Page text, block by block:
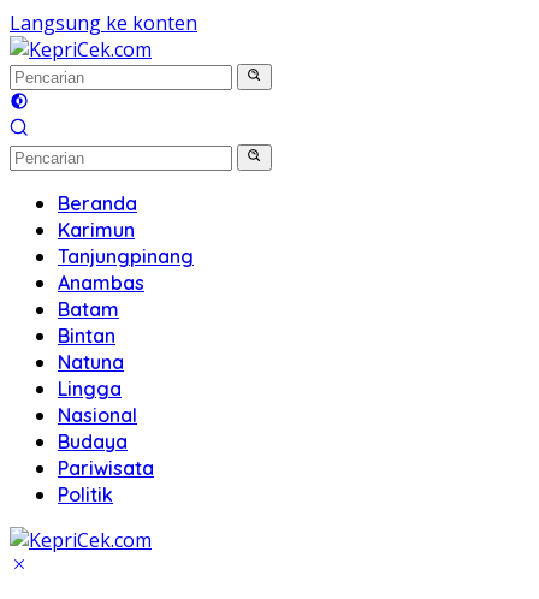
Langsung ke konten
Beranda
Karimun
Tanjungpinang
Anambas
Batam
Bintan
Natuna
Lingga
Nasional
Budaya
Pariwisata
Politik